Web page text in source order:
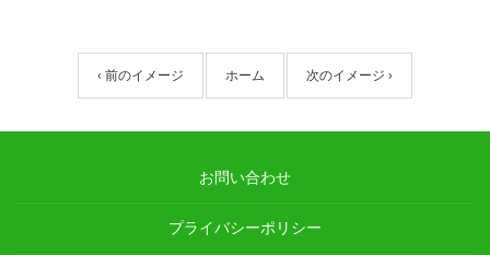
‹ 前のイメージ ホーム 次のイメージ ›
お問い合わせ
プライバシーポリシー